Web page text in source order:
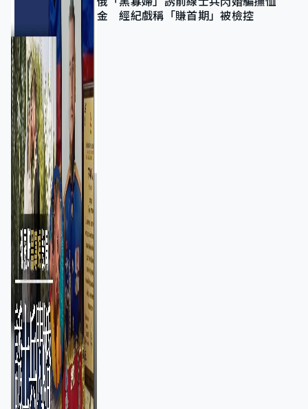
金 經紀戲稱「賺首期」被檢控